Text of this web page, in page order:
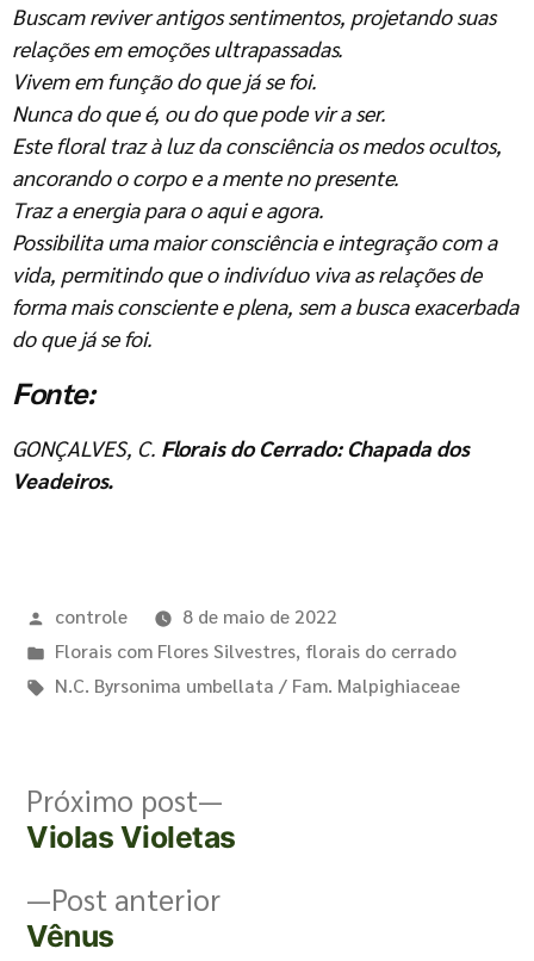
Buscam reviver antigos sentimentos, projetando suas
relações em emoções ultrapassadas.
Vivem em função do que já se foi.
Nunca do que é, ou do que pode vir a ser.
Este floral traz à luz da consciência os medos ocultos,
ancorando o corpo e a mente no presente.
Traz a energia para o aqui e agora.
Possibilita uma maior consciência e integração com a
vida, permitindo que o indivíduo viva as relações de
forma mais consciente e plena, sem a busca exacerbada
do que já se foi.
Fonte:
GONÇALVES, C. Florais do Cerrado: Chapada dos
Veadeiros.
controle
8 de maio de 2022
Florais com Flores Silvestres, florais do cerrado
N.C. Byrsonima umbellata / Fam. Malpighiaceae
Post anterior
Vênus
Próximo post
Violas Violetas